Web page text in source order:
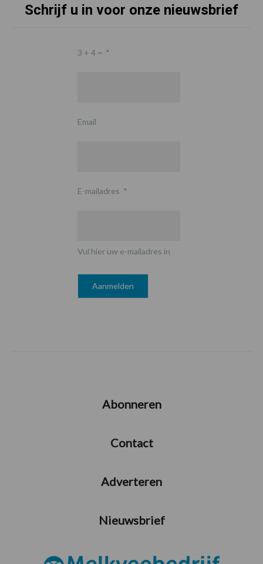
Schrijf u in voor onze nieuwsbrief
3 + 4 = *
Email
E-mailadres *
Vul hier uw e-mailadres in
Abonneren
Contact
Adverteren
Nieuwsbrief